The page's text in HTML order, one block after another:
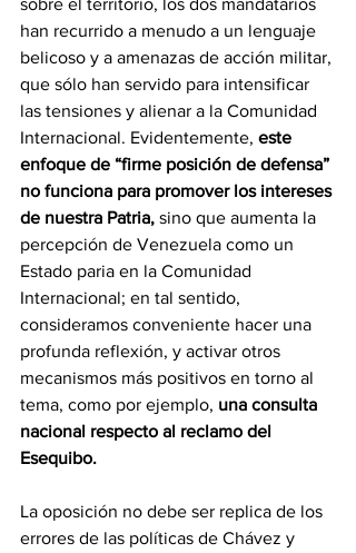
sobre el territorio, los dos mandatarios
han recurrido a menudo a un lenguaje
belicoso y a amenazas de acción militar,
que sólo han servido para intensificar
las tensiones y alienar a la Comunidad
Internacional. Evidentemente, este
enfoque de “firme posición de defensa”
no funciona para promover los intereses
de nuestra Patria, sino que aumenta la
percepción de Venezuela como un
Estado paria en la Comunidad
Internacional; en tal sentido,
consideramos conveniente hacer una
profunda reflexión, y activar otros
mecanismos más positivos en torno al
tema, como por ejemplo, una consulta
nacional respecto al reclamo del
Esequibo.
La oposición no debe ser replica de los
errores de las políticas de Chávez y